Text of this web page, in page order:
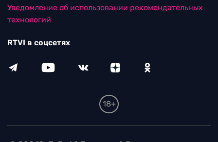
Уведомление об использовании рекомендательных
технологий
RTVI в соцсетях
18+